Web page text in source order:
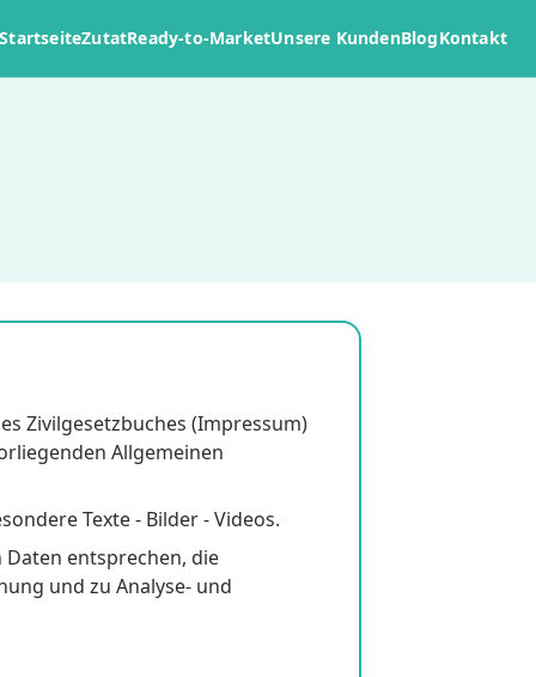
StartseiteZutatReady-to-MarketUnsere KundenBlogKontakt
Zivilgesetzbuches (Impressum)
Allgemeinen
Texte - Bilder - Videos.
entsprechen, die
und zu Analyse- und